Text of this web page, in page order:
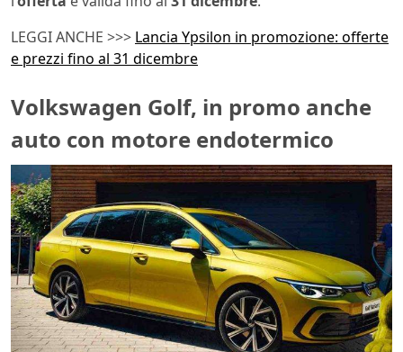
LEGGI ANCHE >>> Lancia Ypsilon in promozione: offerte
e prezzi fino al 31 dicembre
Volkswagen Golf, in promo anche
auto con motore endotermico